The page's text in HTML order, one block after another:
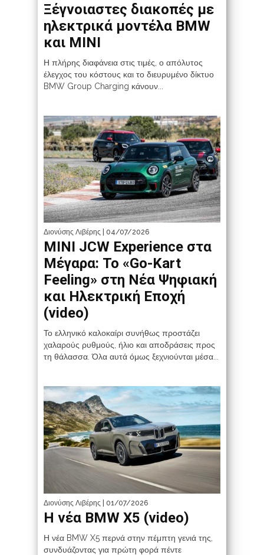
Ξέγνοιαστες διακοπές με
ηλεκτρικά μοντέλα BMW
και MINI
Η πλήρης διαφάνεια στις τιμές, ο απόλυτος
έλεγχος του κόστους και το διευρυμένο δίκτυο
BMW Group Charging κάνουν...
Διονύσης Λιβέρης | 04/07/2026
MINI JCW Experience στα
Μέγαρα: Το «Go-Kart
Feeling» στη Νέα Ψηφιακή
και Ηλεκτρική Εποχή
(video)
Το ελληνικό καλοκαίρι συνήθως προστάζει
χαλαρούς ρυθμούς, ήλιο και αποδράσεις προς
τη θάλασσα. Όλα αυτά όμως ξεχνιούνται μέσα...
Διονύσης Λιβέρης | 01/07/2026
Η νέα BMW X5 (video)
Η νέα BMW X5 περνά στην πέμπτη γενιά της,
συνδυάζοντας για πρώτη φορά πέντε